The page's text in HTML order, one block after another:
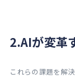
2.AIが変革
これらの課題を解